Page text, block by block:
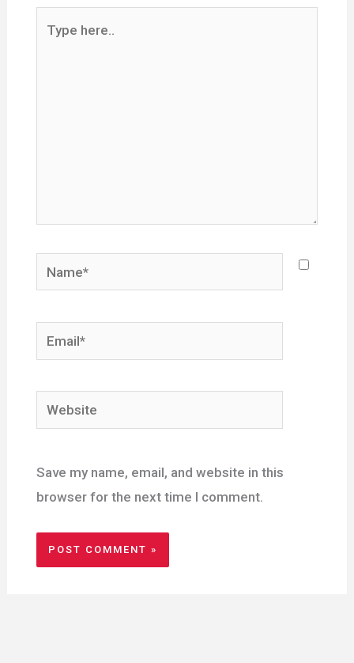
here..
Name*
Email*
Website
Save my name, email, and website in this
browser for the next time I comment.